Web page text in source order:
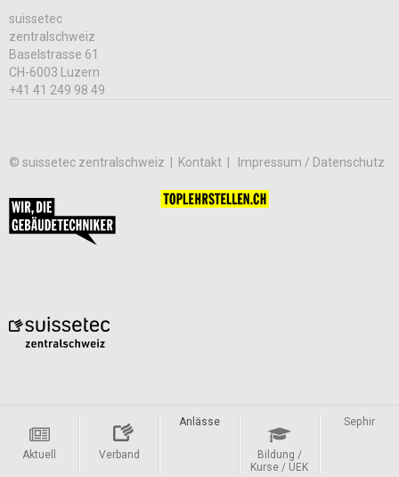
suissetec
zentralschweiz
Baselstrasse 61
CH-6003 Luzern
+41 41 249 98 49
© suissetec zentralschweiz | Kontakt Impressum / Datenschutz
Aktuell Verband
Anlässe
Bildung /
Kurse / UEK
Sephir